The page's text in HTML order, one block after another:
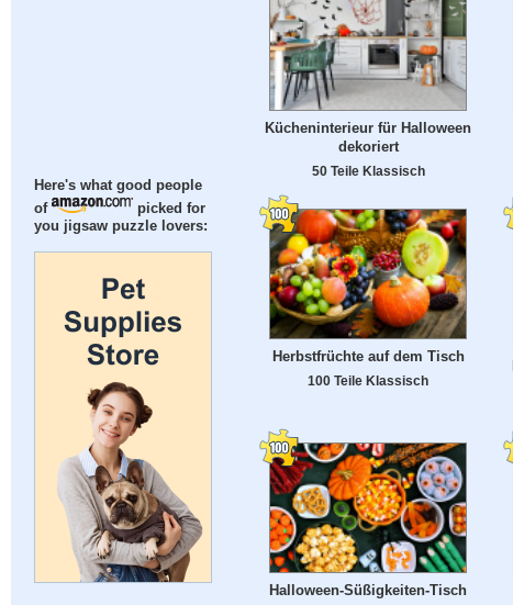
Here's what good people
of
picked for
you jigsaw puzzle lovers:
Kücheninterieur für Halloween
dekoriert
50 Teile Klassisch
Herbstfrüchte auf dem Tisch
100 Teile Klassisch
Halloween-Süßigkeiten-Tisch